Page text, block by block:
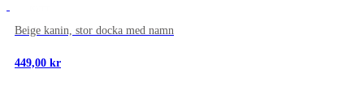
Beige kanin, stor docka med namn
449,00 kr